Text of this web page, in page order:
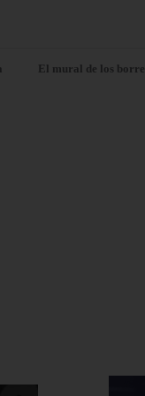
El mural de los